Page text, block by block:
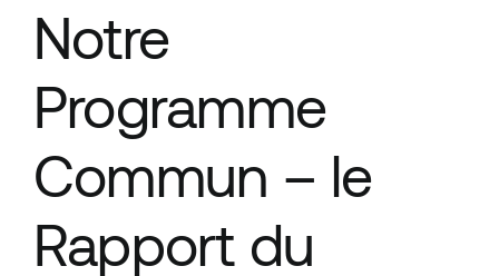
Notre
Programme
Commun – le
Rapport du